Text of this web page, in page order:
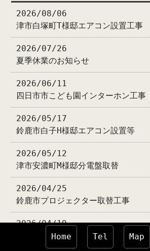
2026/08/06
津市白塚町T様邸エアコン設置工事
2026/07/26
夏季休業のお知らせ
2026/06/11
四日市市こども園インターホン工事
2026/05/17
鈴鹿市白子H様邸エアコン設置等
2026/05/12
津市安濃町M様邸分電盤取替
2026/04/25
鈴鹿市プロジェクター取替工事
2026/04/19
津市河芸町学校施設エアコン設置工事
Home Tel Map